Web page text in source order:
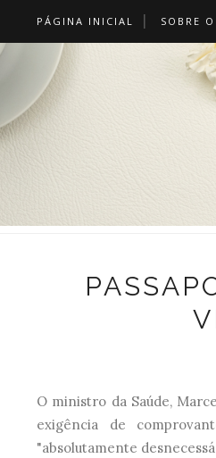
PÁGINA INICIAL SOBRE
O ministro da Saúde,
exigência de
"absolutamente